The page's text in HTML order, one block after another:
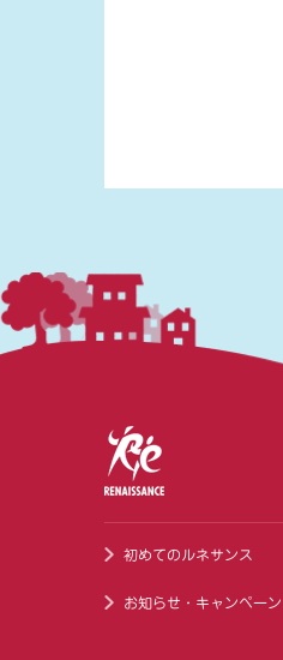
初めてのルネサンス
お知らせ・キャンペーン